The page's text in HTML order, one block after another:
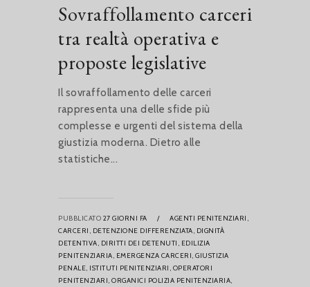
Sovraffollamento carceri
tra realtà operativa e
proposte legislative
Il sovraffollamento delle carceri
rappresenta una delle sfide più
complesse e urgenti del sistema della
giustizia moderna. Dietro alle
statistiche...
PUBBLICATO 27 GIORNI FA /
AGENTI PENITENZIARI,
CARCERI, DETENZIONE DIFFERENZIATA, DIGNITÀ
DETENTIVA, DIRITTI DEI DETENUTI, EDILIZIA
PENITENZIARIA, EMERGENZA CARCERI, GIUSTIZIA
PENALE, ISTITUTI PENITENZIARI, OPERATORI
PENITENZIARI, ORGANICI POLIZIA PENITENZIARIA,